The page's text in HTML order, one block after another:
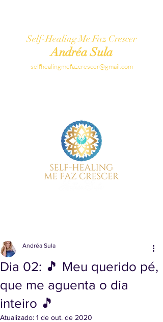
Self-Healing Me Faz Crescer
Andréa Sula
selfhealingmefazcrescer@gmail.com
Dia 02: 🎵 Meu querido pé,
que me aguenta o dia
inteiro 🎵
Andréa Sula
Atualizado: 1 de out. de 2020